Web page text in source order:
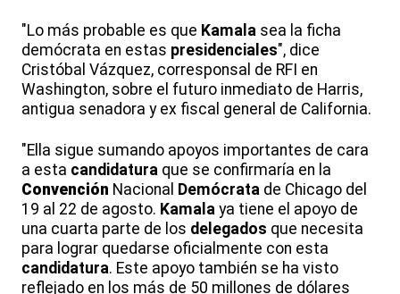
"Lo más probable es que Kamala sea la ficha
demócrata en estas presidenciales", dice
Cristóbal Vázquez, corresponsal de RFI en
Washington, sobre el futuro inmediato de Harris,
antigua senadora y ex fiscal general de California.
"Ella sigue sumando apoyos importantes de cara
a esta candidatura que se confirmaría en la
Convención Nacional Demócrata de Chicago del
19 al 22 de agosto. Kamala ya tiene el apoyo de
una cuarta parte de los delegados que necesita
para lograr quedarse oficialmente con esta
candidatura. Este apoyo también se ha visto
reflejado en los más de 50 millones de dólares